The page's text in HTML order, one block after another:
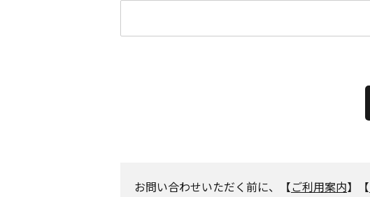
お問い合わせいただく前に、【ご利用案内】【